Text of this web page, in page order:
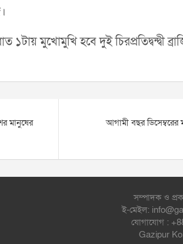
মুখোমুখি হবে দুই চিরপ্রতিদ্বন্দ্বী
মানুষের
আগামী বছর ডিসেম্বরের
সম্পাদক ও
ই-মেইল:
যোগাযোগ :
Gazipur